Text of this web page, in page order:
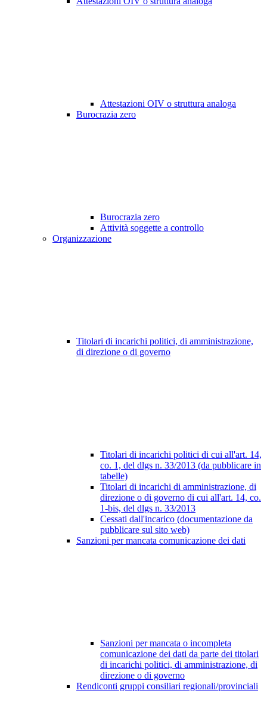
Attestazioni OIV o struttura analoga
Burocrazia zero
Burocrazia zero
Attività soggette a controllo
Organizzazione
Titolari di incarichi politici, di amministrazione,
di direzione o di governo
Titolari di incarichi politici di cui all'art. 14,
co. 1, del dlgs n. 33/2013 (da pubblicare in
tabelle)
Titolari di incarichi di amministrazione, di
direzione o di governo di cui all'art. 14, co.
1-bis, del dlgs n. 33/2013
Cessati dall'incarico (documentazione da
pubblicare sul sito web)
Sanzioni per mancata comunicazione dei dati
Sanzioni per mancata o incompleta
comunicazione dei dati da parte dei titolari
di incarichi politici, di amministrazione, di
direzione o di governo
Rendiconti gruppi consiliari regionali/provinciali